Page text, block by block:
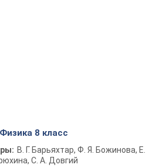
8 класс
В. Г. Барьяхтар, Ф. Я. Божинова, Е.
С. А. Довгий